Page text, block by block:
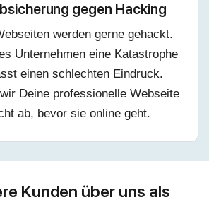
gegen Hacking
werden gerne gehackt.
Unternehmen eine Katastrophe
einen schlechten Eindruck.
Deine professionelle Webseite
ab, bevor sie online geht.
Kunden über uns als